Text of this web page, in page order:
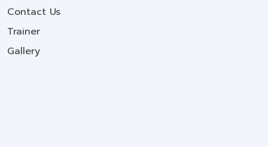
Contact Us
Trainer
Gallery